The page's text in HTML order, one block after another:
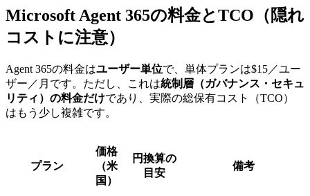
Microsoft Agent 365の料金とTCO（隠れ
コストに注意）
Agent 365の料金はユーザー単位で、単体プランは$15／ユー
ザー／月です。ただし、これは統制層（ガバナンス・セキュ
リティ）の料金だけであり、実際の総保有コスト（TCO）
はもう少し複雑です。
プラン
価格
（米
国）
円換算の
目安
備考